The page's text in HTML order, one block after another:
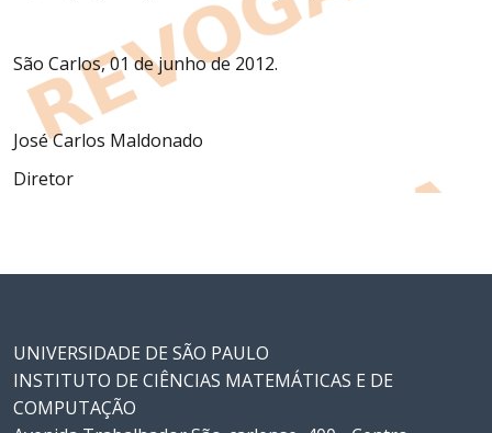
São Carlos, 01 de junho de 2012.
José Carlos Maldonado
Diretor
UNIVERSIDADE DE SÃO PAULO
INSTITUTO DE CIÊNCIAS MATEMÁTICAS E DE
COMPUTAÇÃO